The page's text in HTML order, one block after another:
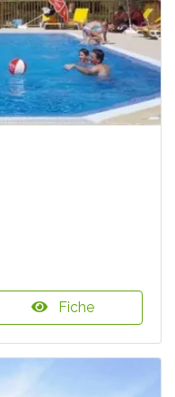
Fiche